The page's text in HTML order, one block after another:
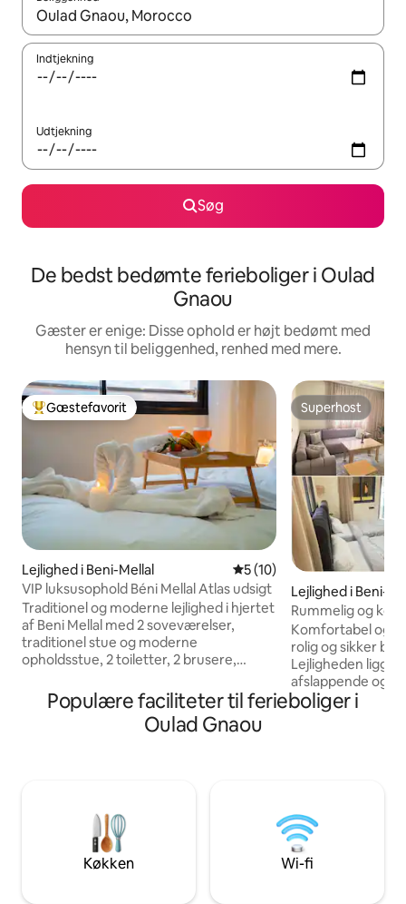
Når resultaterne er tilgængelige, skal du navigere med
Indtjekning
Udtjekning
Søg
De bedst bedømte ferieboliger i Oulad
Gnaou
Gæster er enige: Disse ophold er højt bedømt med
hensyn til beliggenhed, renhed med mere.
Bedste gæstefavorit
Gæstefavorit
Lejlighed i Beni-Mellal 5 ud af 5 i gennemsnitlig
5 (10)
VIP luksusophold Béni Mellal Atlas udsigt
Traditionel og moderne lejlighed i hjertet
af Beni Mellal med 2 soveværelser,
traditionel stue og moderne
opholdsstue, 2 toiletter, 2 brusere,
balkon med udsigt over gaden, elevator,
udendørs overvågningskameraer og
gratis parkering. Udstyret med TV med
sofa og tøj til souvenirbilleder, og den har
en panoramaudsigt, tæt på apoteker og
(Marjan, Macdonald, Electroplanet,
Kitea, Souk, Ain Asrdoun og Qasr Beni
Superhost
Superhost
Lejlighed i Beni-
Rummelig og
Komfortabel og
rolig og sikker
Lejligheden ligger
afslappende og
er udstyret med
boligen kølig og
🚫 Ugifte
ingen
Populære faciliteter til ferieboliger i
Oulad Gnaou
Køkken Wi-fi